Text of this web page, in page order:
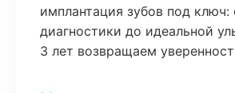
имплантация зубов под ключ:
диагностики до идеальной
3 лет возвращаем